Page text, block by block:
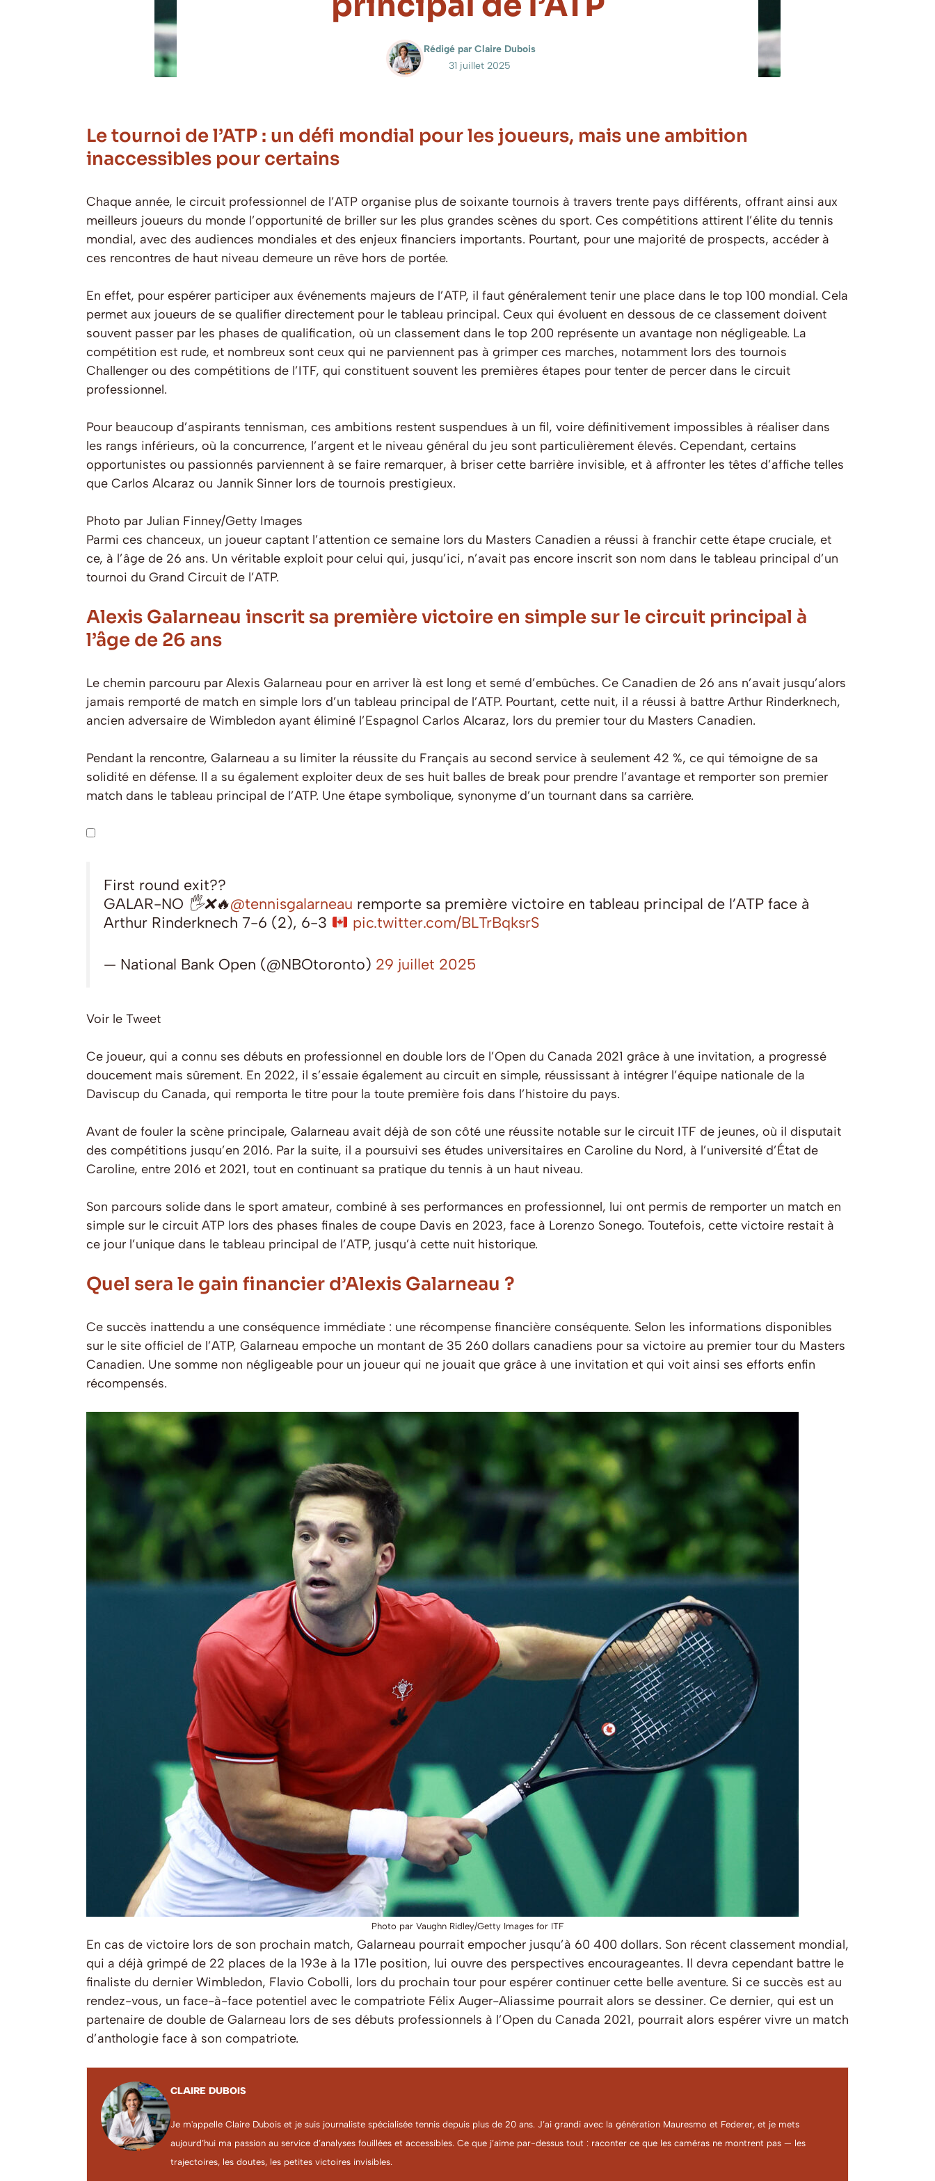
Rédigé par Claire Dubois
31 juillet 2025
Le tournoi de l’ATP : un défi mondial pour les joueurs, mais une ambition
inaccessibles pour certains
Chaque année, le circuit professionnel de l’ATP organise plus de soixante tournois à travers trente pays différents, offrant ainsi aux
meilleurs joueurs du monde l’opportunité de briller sur les plus grandes scènes du sport. Ces compétitions attirent l’élite du tennis
mondial, avec des audiences mondiales et des enjeux financiers importants. Pourtant, pour une majorité de prospects, accéder à
ces rencontres de haut niveau demeure un rêve hors de portée.
En effet, pour espérer participer aux événements majeurs de l’ATP, il faut généralement tenir une place dans le top 100 mondial. Cela
permet aux joueurs de se qualifier directement pour le tableau principal. Ceux qui évoluent en dessous de ce classement doivent
souvent passer par les phases de qualification, où un classement dans le top 200 représente un avantage non négligeable. La
compétition est rude, et nombreux sont ceux qui ne parviennent pas à grimper ces marches, notamment lors des tournois
Challenger ou des compétitions de l’ITF, qui constituent souvent les premières étapes pour tenter de percer dans le circuit
professionnel.
Pour beaucoup d’aspirants tennisman, ces ambitions restent suspendues à un fil, voire définitivement impossibles à réaliser dans
les rangs inférieurs, où la concurrence, l’argent et le niveau général du jeu sont particulièrement élevés. Cependant, certains
opportunistes ou passionnés parviennent à se faire remarquer, à briser cette barrière invisible, et à affronter les têtes d’affiche telles
que Carlos Alcaraz ou Jannik Sinner lors de tournois prestigieux.
Photo par Julian Finney/Getty Images
Parmi ces chanceux, un joueur captant l’attention ce semaine lors du Masters Canadien a réussi à franchir cette étape cruciale, et
ce, à l’âge de 26 ans. Un véritable exploit pour celui qui, jusqu’ici, n’avait pas encore inscrit son nom dans le tableau principal d’un
tournoi du Grand Circuit de l’ATP.
Alexis Galarneau inscrit sa première victoire en simple sur le circuit principal à
l’âge de 26 ans
Le chemin parcouru par Alexis Galarneau pour en arriver là est long et semé d’embûches. Ce Canadien de 26 ans n’avait jusqu’alors
jamais remporté de match en simple lors d’un tableau principal de l’ATP. Pourtant, cette nuit, il a réussi à battre Arthur Rinderknech,
ancien adversaire de Wimbledon ayant éliminé l’Espagnol Carlos Alcaraz, lors du premier tour du Masters Canadien.
Pendant la rencontre, Galarneau a su limiter la réussite du Français au second service à seulement 42 %, ce qui témoigne de sa
solidité en défense. Il a su également exploiter deux de ses huit balles de break pour prendre l’avantage et remporter son premier
match dans le tableau principal de l’ATP. Une étape symbolique, synonyme d’un tournant dans sa carrière.
First round exit??
GALAR-NO 🖐❌🔥@tennisgalarneau remporte sa première victoire en tableau principal de l’ATP face à
Arthur Rinderknech 7-6 (2), 6-3
pic.twitter.com/BLTrBqksrS
— National Bank Open (@NBOtoronto) 29 juillet 2025
Voir le Tweet
Ce joueur, qui a connu ses débuts en professionnel en double lors de l’Open du Canada 2021 grâce à une invitation, a progressé
doucement mais sûrement. En 2022, il s’essaie également au circuit en simple, réussissant à intégrer l’équipe nationale de la
Daviscup du Canada, qui remporta le titre pour la toute première fois dans l’histoire du pays.
Avant de fouler la scène principale, Galarneau avait déjà de son côté une réussite notable sur le circuit ITF de jeunes, où il disputait
des compétitions jusqu’en 2016. Par la suite, il a poursuivi ses études universitaires en Caroline du Nord, à l’université d’État de
Caroline, entre 2016 et 2021, tout en continuant sa pratique du tennis à un haut niveau.
Son parcours solide dans le sport amateur, combiné à ses performances en professionnel, lui ont permis de remporter un match en
simple sur le circuit ATP lors des phases finales de coupe Davis en 2023, face à Lorenzo Sonego. Toutefois, cette victoire restait à
ce jour l’unique dans le tableau principal de l’ATP, jusqu’à cette nuit historique.
Quel sera le gain financier d’Alexis Galarneau ?
Ce succès inattendu a une conséquence immédiate : une récompense financière conséquente. Selon les informations disponibles
sur le site officiel de l’ATP, Galarneau empoche un montant de 35 260 dollars canadiens pour sa victoire au premier tour du Masters
Canadien. Une somme non négligeable pour un joueur qui ne jouait que grâce à une invitation et qui voit ainsi ses efforts enfin
récompensés.
Photo par Vaughn Ridley/Getty Images for ITF
En cas de victoire lors de son prochain match, Galarneau pourrait empocher jusqu’à 60 400 dollars. Son récent classement mondial,
qui a déjà grimpé de 22 places de la 193e à la 171e position, lui ouvre des perspectives encourageantes. Il devra cependant battre le
finaliste du dernier Wimbledon, Flavio Cobolli, lors du prochain tour pour espérer continuer cette belle aventure. Si ce succès est au
rendez-vous, un face-à-face potentiel avec le compatriote Félix Auger-Aliassime pourrait alors se dessiner. Ce dernier, qui est un
partenaire de double de Galarneau lors de ses débuts professionnels à l’Open du Canada 2021, pourrait alors espérer vivre un match
d’anthologie face à son compatriote.
CLAIRE DUBOIS
Je m'appelle Claire Dubois et je suis journaliste spécialisée tennis depuis plus de 20 ans. J’ai grandi avec la génération Mauresmo et Federer, et je mets
aujourd’hui ma passion au service d’analyses fouillées et accessibles. Ce que j’aime par-dessus tout : raconter ce que les caméras ne montrent pas — les
trajectoires, les doutes, les petites victoires invisibles.